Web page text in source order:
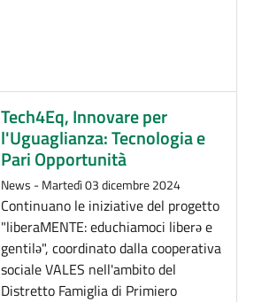
Tech4Eq, Innovare per
l'Uguaglianza: Tecnologia e
Pari Opportunità
News -Martedì 03 dicembre 2024
Continuano le iniziative del progetto
"liberaMENTE: educhiamoci liberə e
gentilə", coordinato dalla cooperativa
sociale VALES nell'ambito del
Distretto Famiglia di Primiero